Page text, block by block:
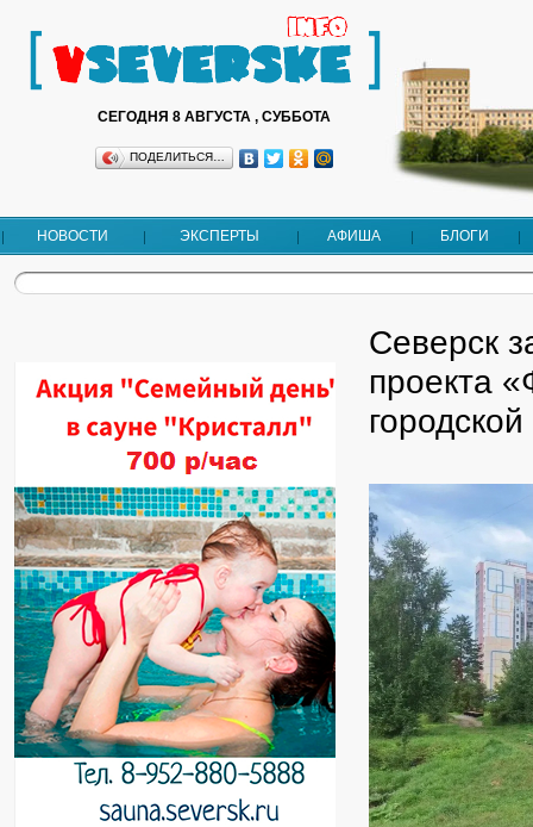
СЕГОДНЯ 8 АВГУСТА , СУББОТА
ПОДЕЛИТЬСЯ…
НОВОСТИ ЭКСПЕРТЫ АФИША БЛОГИ
Северск
проекта